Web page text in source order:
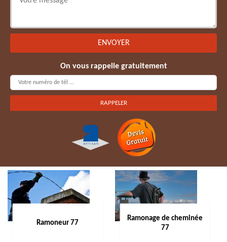
On vous rappelle gratuitement
Ramoneur 77
Ramonage de cheminée
77